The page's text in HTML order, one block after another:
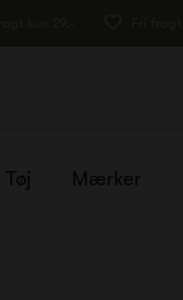
Tøj Mærker